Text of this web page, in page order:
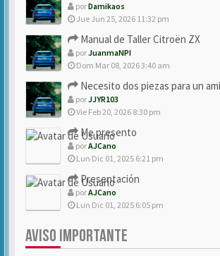
porDamikaos
Jue Jun 25, 2026 11:32 pm
Manual de Taller Citroën ZX
porJuanmaNPI
Dom Mar 08, 2026 3:40 am
Necesito dos piezas para un
porJJYR103
Vie Feb 20, 2026 8:30 pm
Me presento
porAJCano
Lun Dic 01, 2025 6:21 pm
Presentación
porAJCano
Lun Dic 01, 2025 6:05 pm
AVISO IMPORTANTE